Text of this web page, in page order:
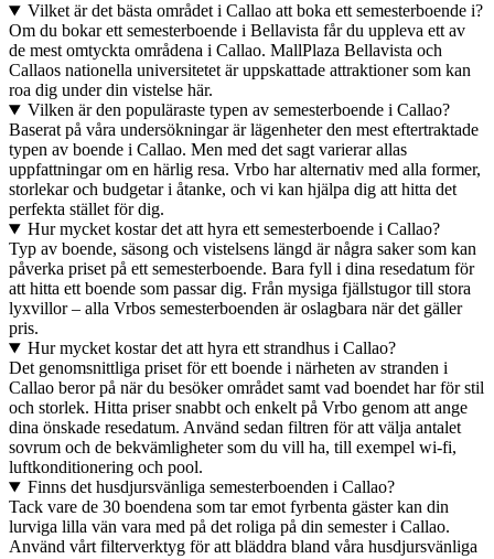
Vilket är det bästa området i Callao att boka ett semesterboende i?
Om du bokar ett semesterboende i Bellavista får du uppleva ett av
de mest omtyckta områdena i Callao. MallPlaza Bellavista och
Callaos nationella universitetet är uppskattade attraktioner som kan
roa dig under din vistelse här.
Vilken är den populäraste typen av semesterboende i Callao?
Baserat på våra undersökningar är lägenheter den mest eftertraktade
typen av boende i Callao. Men med det sagt varierar allas
uppfattningar om en härlig resa. Vrbo har alternativ med alla former,
storlekar och budgetar i åtanke, och vi kan hjälpa dig att hitta det
perfekta stället för dig.
Hur mycket kostar det att hyra ett semesterboende i Callao?
Typ av boende, säsong och vistelsens längd är några saker som kan
påverka priset på ett semesterboende. Bara fyll i dina resedatum för
att hitta ett boende som passar dig. Från mysiga fjällstugor till stora
lyxvillor – alla Vrbos semesterboenden är oslagbara när det gäller
pris.
Hur mycket kostar det att hyra ett strandhus i Callao?
Det genomsnittliga priset för ett boende i närheten av stranden i
Callao beror på när du besöker området samt vad boendet har för stil
och storlek. Hitta priser snabbt och enkelt på Vrbo genom att ange
dina önskade resedatum. Använd sedan filtren för att välja antalet
sovrum och de bekvämligheter som du vill ha, till exempel wi-fi,
luftkonditionering och pool.
Finns det husdjursvänliga semesterboenden i Callao?
Tack vare de 30 boendena som tar emot fyrbenta gäster kan din
lurviga lilla vän vara med på det roliga på din semester i Callao.
Använd vårt filterverktyg för att bläddra bland våra husdjursvänliga